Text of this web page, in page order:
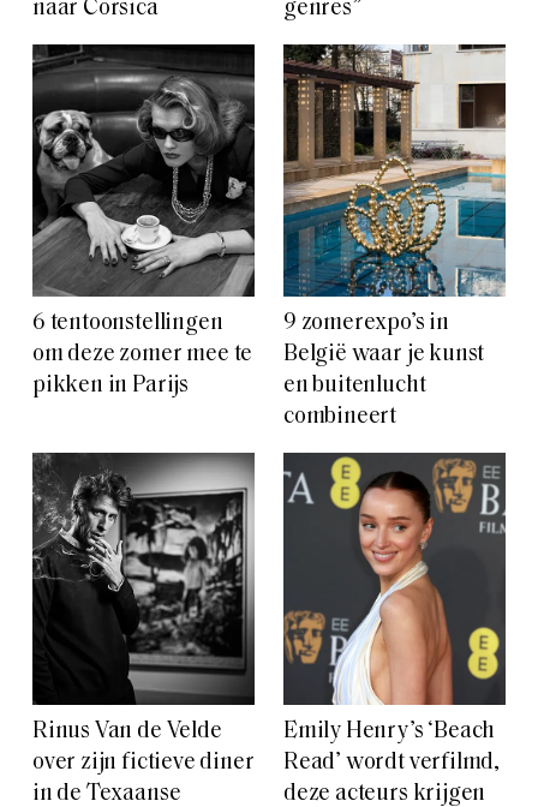
naar Corsica
genres”
6 tentoonstellingen
om deze zomer mee te
pikken in Parijs
9 zomerexpo’s in
België waar je kunst
en buitenlucht
combineert
Rinus Van de Velde
over zijn fictieve diner
in de Texaanse
Emily Henry’s ‘Beach
Read’ wordt verfilmd,
deze acteurs krijgen